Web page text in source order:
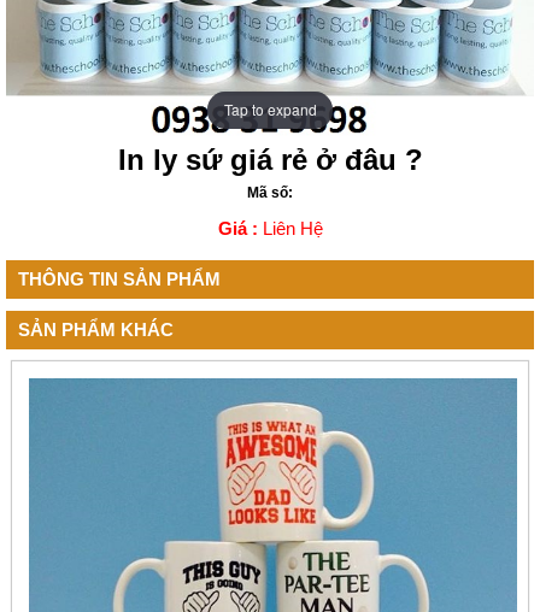
Tap to expand
Tap to expand
In ly sứ giá rẻ ở đâu ?
Mã số:
Giá : Liên Hệ
THÔNG TIN SẢN PHẨM
SẢN PHẨM KHÁC